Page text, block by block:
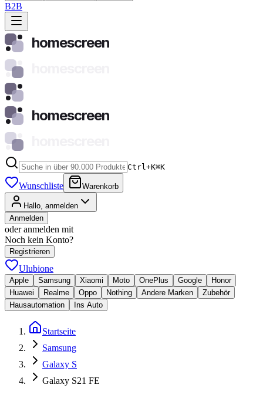
B2B
homescreen
homescreen
Ctrl+K⌘K
Wunschliste Warenkorb
Hallo, anmelden
Anmelden
oder anmelden mit
Noch kein Konto?
Registrieren
Ulubione
Apple Samsung Xiaomi Moto OnePlus Google
Honor
Huawei
Realme Oppo Nothing Andere Marken
Zubehör
Hausautomation
Ins Auto
Startseite
Samsung
Galaxy S
Galaxy S21 FE